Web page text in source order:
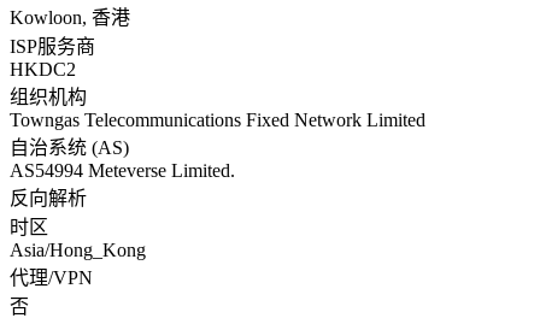
Kowloon, 香港
ISP服务商
HKDC2
组织机构
Towngas Telecommunications Fixed Network Limited
自治系统 (AS)
AS54994 Meteverse Limited.
反向解析
时区
Asia/Hong_Kong
代理/VPN
否